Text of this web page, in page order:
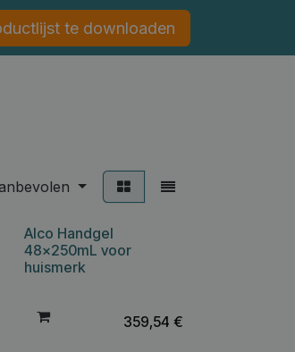
te downloaden
Alco Handgel
48x250mL voor
huismerk
359,54 €